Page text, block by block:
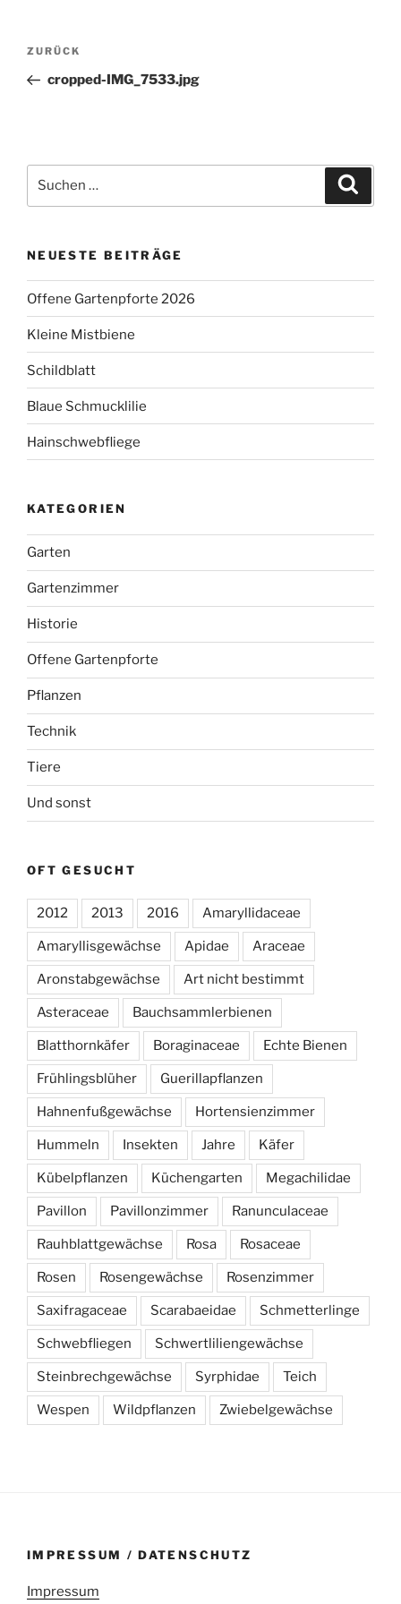
Beitragsnavigation
Vorheriger
Beitrag
ZURÜCK
cropped-IMG_7533.jpg
nach:
NEUESTE BEITRÄGE
Offene Gartenpforte 2026
Kleine Mistbiene
Schildblatt
Blaue Schmucklilie
Hainschwebfliege
KATEGORIEN
Garten
Gartenzimmer
Historie
Offene Gartenpforte
Pflanzen
Technik
Tiere
Und sonst
OFT GESUCHT
2012 2013 2016 Amaryllidaceae
Amaryllisgewächse Apidae Araceae
Aronstabgewächse Art nicht bestimmt
Asteraceae Bauchsammlerbienen
Blatthornkäfer Boraginaceae Echte Bienen
Frühlingsblüher Guerillapflanzen
Hahnenfußgewächse Hortensienzimmer
Hummeln Insekten Jahre Käfer
Kübelpflanzen Küchengarten Megachilidae
Pavillon Pavillonzimmer Ranunculaceae
Rauhblattgewächse Rosa Rosaceae
Rosen Rosengewächse Rosenzimmer
Saxifragaceae Scarabaeidae Schmetterlinge
Schwebfliegen Schwertliliengewächse
Steinbrechgewächse Syrphidae Teich
Wespen Wildpflanzen Zwiebelgewächse
IMPRESSUM / DATENSCHUTZ
Impressum